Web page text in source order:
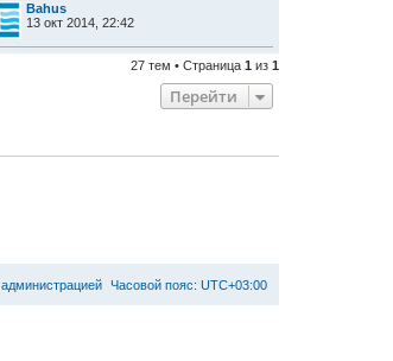
Bahus
13 окт 2014, 22:42
27 тем • Страница 1 из 1
Перейти
Часовой пояс: UTC+03:00
администрацией